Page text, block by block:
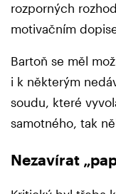
rozporných
motivačním
Bartoň se měl
i k některým
soudu, které
samotného, tak
Nezavírat